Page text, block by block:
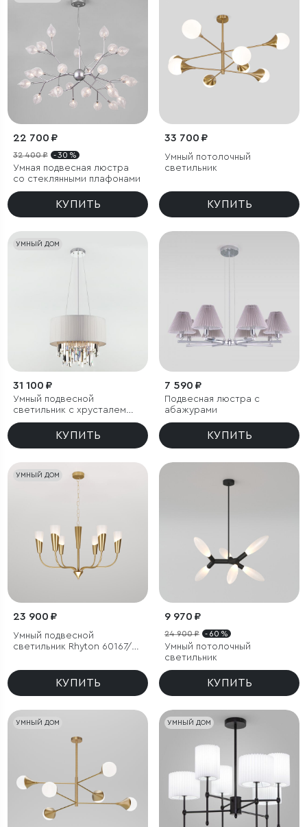
22 700 ₽
32 400 ₽ - 30 %
Умная подвесная люстра
со стеклянными плафонами
КУПИТЬ
33 700 ₽
Умный потолочный
светильник
КУПИТЬ
УМНЫЙ ДОМ
31 100 ₽
Умный подвесной
светильник с хрусталем
Eurosvet Amantea 10122/6
КУПИТЬ
7 590 ₽
Подвесная люстра с
абажурами
КУПИТЬ
УМНЫЙ ДОМ
23 900 ₽
Умный подвесной
светильник Rhyton 60167/6
КУПИТЬ
9 970 ₽
24 900 ₽ - 60 %
Умный потолочный
светильник
КУПИТЬ
УМНЫЙ ДОМ УМНЫЙ ДОМ